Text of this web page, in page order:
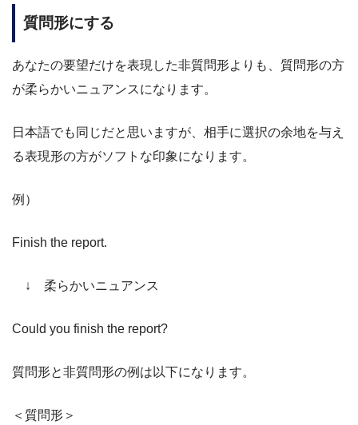
質問形にする
あなたの要望だけを表現した非質問形よりも、質問形の方
が柔らかいニュアンスになります。
日本語でも同じだと思いますが、相手に選択の余地を与え
る表現形の方がソフトな印象になります。
例）
Finish the report.
↓ 柔らかいニュアンス
Could you finish the report?
質問形と非質問形の例は以下になります。
＜質問形＞